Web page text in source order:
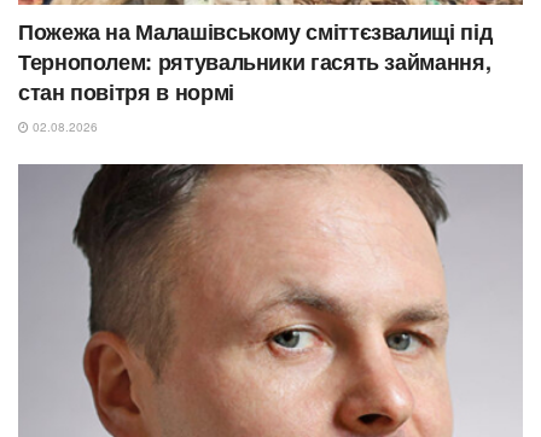
Пожежа на Малашівському сміттєзвалищі під
Тернополем: рятувальники гасять займання,
стан повітря в нормі
02.08.2026